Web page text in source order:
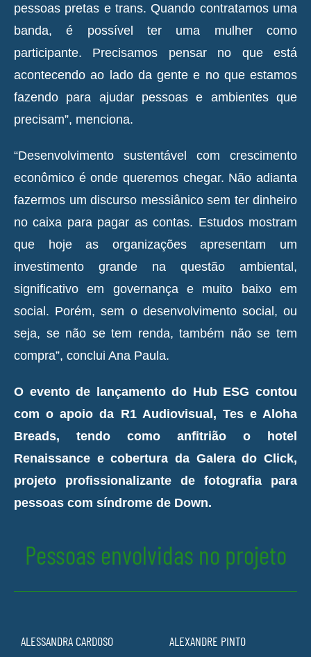
pessoas pretas e trans. Quando contratamos uma
banda, é possível ter uma mulher como
participante. Precisamos pensar no que está
acontecendo ao lado da gente e no que estamos
fazendo para ajudar pessoas e ambientes que
precisam”, menciona.
“Desenvolvimento sustentável com crescimento
econômico é onde queremos chegar. Não adianta
fazermos um discurso messiânico sem ter dinheiro
no caixa para pagar as contas. Estudos mostram
que hoje as organizações apresentam um
investimento grande na questão ambiental,
significativo em governança e muito baixo em
social. Porém, sem o desenvolvimento social, ou
seja, se não se tem renda, também não se tem
compra”, conclui Ana Paula.
O evento de lançamento do Hub ESG contou
com o apoio da R1 Audiovisual, Tes e Aloha
Breads, tendo como anfitrião o hotel
Renaissance e cobertura da Galera do Click,
projeto profissionalizante de fotografia para
pessoas com síndrome de Down.
Pessoas envolvidas no projeto
ALESSANDRA CARDOSO
ALEXANDRE PINTO